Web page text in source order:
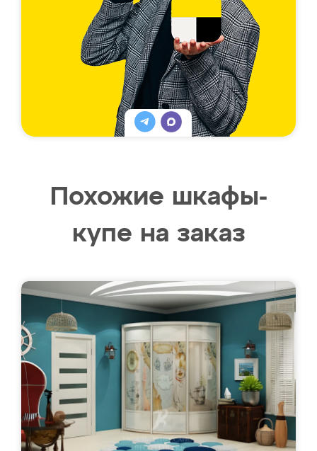
Похожие шкафы-
купе на заказ